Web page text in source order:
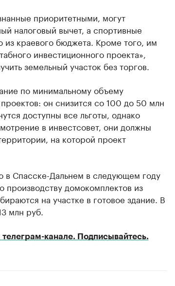
приоритетными, могут
налоговый вычет, а спортивные
краевого бюджета. Кроме того, им
инвестиционного проекта»,
земельный участок без торгов.
по минимальному объему
он снизится со 100 до 50 млн
доступны все льготы, однако
в инвестсовет, они должны
на которой проект
в Спасске-Дальнем в следующем году
производству домокомплектов из
на участке в готовое здание. В
млн руб.
канале. Подписывайтесь.